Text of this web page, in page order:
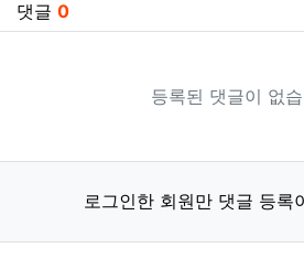
댓글 0
등록된 댓글이 없
로그인한 회원만 댓글 등록